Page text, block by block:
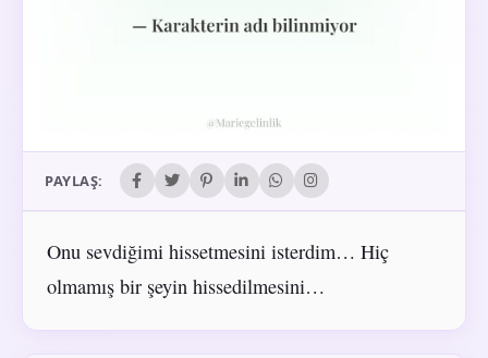
PAYLAŞ:
Onu sevdiğimi hissetmesini isterdim… Hiç
olmamış bir şeyin hissedilmesini…